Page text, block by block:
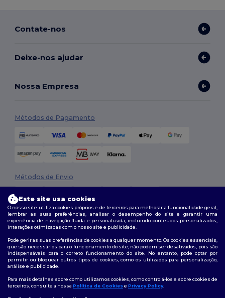
Contate-nos
Deixe-nos ajudar
Nossa Empresa
Métodos de Pagamento
Métodos de Envio
2026. Todos os direitos reservados
Siga-nos
Este site usa cookies
O nosso site utiliza cookies próprios e de terceiros para melhorar a funcionalidade geral,
lembrar as suas preferências, analisar o desempenho do site e garantir uma
experiência de navegação fluida e personalizada, incluindo conteúdos personalizados,
interações otimizadas com o nosso site e publicidade.
Pode gerir as suas preferências de cookies a qualquer momento. Os cookies essenciais,
que são necessários para o funcionamento do site, não podem ser desativados, pois são
indispensáveis para o correto funcionamento do site. No entanto, pode optar por
permitir ou bloquear outros tipos de cookies, como os utilizados para personalização,
análise e publicidade.
Para mais detalhes sobre como utilizamos cookies, como controlá-los e sobre cookies de
terceiros, consulte a nossa Política de Cookiese Privacy Policy.